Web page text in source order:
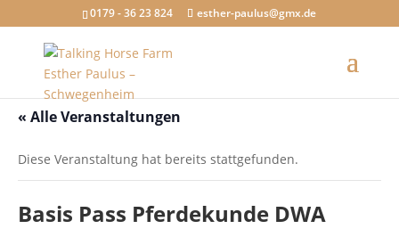
0179 - 36 23 824 esther-paulus@gmx.de
« Alle Veranstaltungen
Diese Veranstaltung hat bereits stattgefunden.
Basis Pass Pferdekunde DWA